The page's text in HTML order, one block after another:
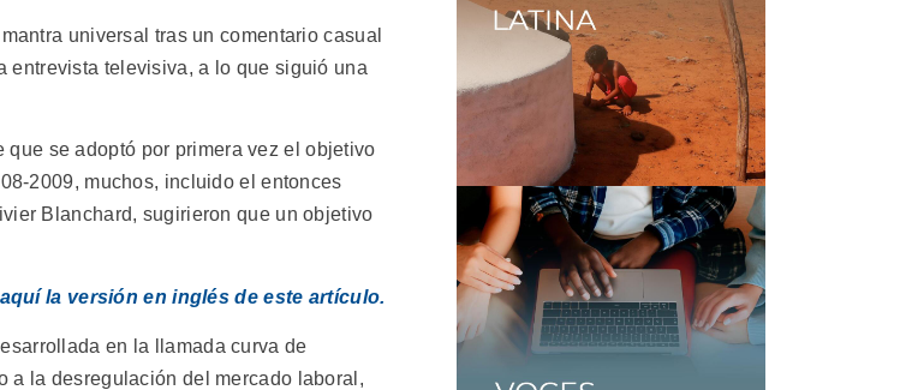
universal tras un comentario casual
entrevista televisiva, a lo que siguió una
se adoptó por primera vez el objetivo
2009, muchos, incluido el entonces
Blanchard, sugirieron que un objetivo
la versión en inglés de este artículo.
en la llamada curva de
a la desregulación del mercado laboral,